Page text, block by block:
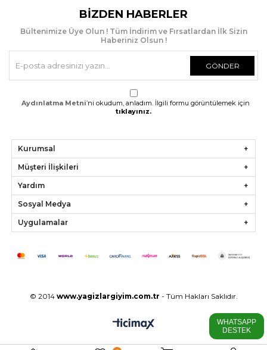
BIZDEN HABERLER
Bültenimize Üye Olun ! Tüm İndirim ve Fırsatlardan İlk Sizin
Haberiniz Olsun !
GÖNDER
Aydınlatma Metni’ni okudum, anladım. İlgili formu görüntülemek için
tıklayınız.
Kurumsal
Müşteri İlişkileri
Yardım
Sosyal Medya
Uygulamalar
© 2014 www.yagizlargiyim.com.tr - Tüm Hakları Saklıdır.
WHATSAPP
DESTEK